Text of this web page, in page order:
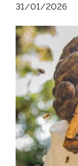
31/01/2026